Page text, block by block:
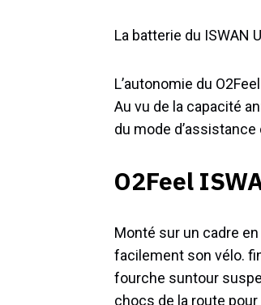
La batterie du ISWAN
L’autonomie du
Au vu de la capacité
du mode
O2Feel
Monté sur un cadre
facilement son vélo.
fourche suntour
chocs de la route